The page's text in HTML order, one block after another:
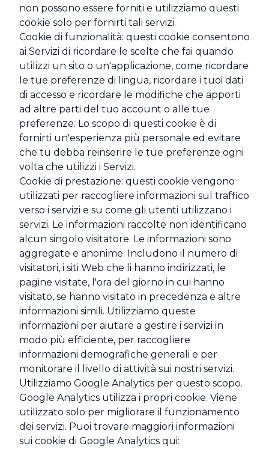
non possono essere forniti e utilizziamo questi
cookie solo per fornirti tali servizi.
Cookie di funzionalità: questi cookie consentono
ai Servizi di ricordare le scelte che fai quando
utilizzi un sito o un'applicazione, come ricordare
le tue preferenze di lingua, ricordare i tuoi dati
di accesso e ricordare le modifiche che apporti
ad altre parti del tuo account o alle tue
preferenze. Lo scopo di questi cookie è di
fornirti un'esperienza più personale ed evitare
che tu debba reinserire le tue preferenze ogni
volta che utilizzi i Servizi.
Cookie di prestazione: questi cookie vengono
utilizzati per raccogliere informazioni sul traffico
verso i servizi e su come gli utenti utilizzano i
servizi. Le informazioni raccolte non identificano
alcun singolo visitatore. Le informazioni sono
aggregate e anonime. Includono il numero di
visitatori, i siti Web che li hanno indirizzati, le
pagine visitate, l'ora del giorno in cui hanno
visitato, se hanno visitato in precedenza e altre
informazioni simili. Utilizziamo queste
informazioni per aiutare a gestire i servizi in
modo più efficiente, per raccogliere
informazioni demografiche generali e per
monitorare il livello di attività sui nostri servizi.
Utilizziamo Google Analytics per questo scopo.
Google Analytics utilizza i propri cookie. Viene
utilizzato solo per migliorare il funzionamento
dei servizi. Puoi trovare maggiori informazioni
sui cookie di Google Analytics qui: